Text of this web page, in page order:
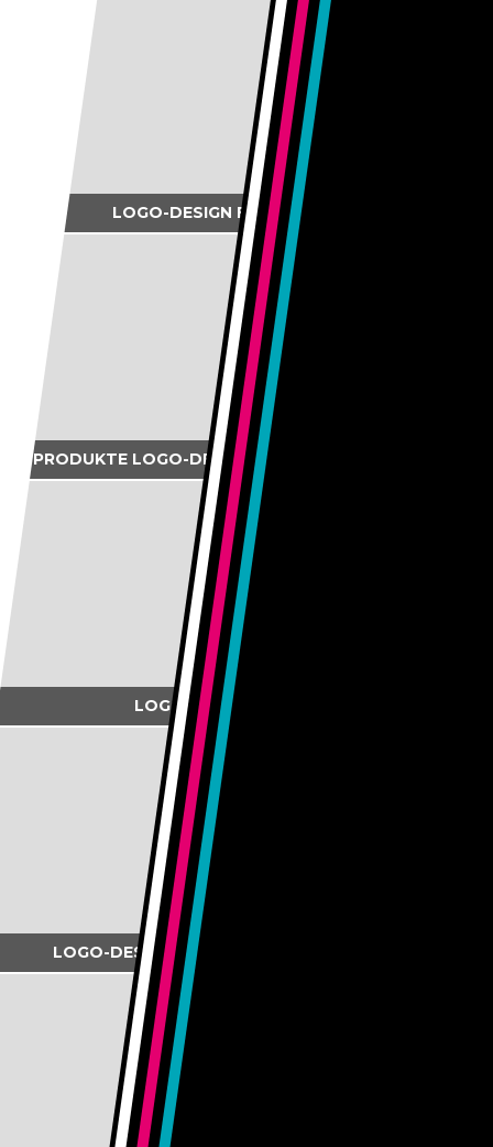
marco bänninger hat den schritt in die
selbständigkeit gewagt – und wir durften den
visuellen...
. . .
LOGO-DESIGN FÜR MEILI-FORST
für den jungen unternehmer simon meili, der
mit leidenschaft im forstbereich tätig ist, durften...
. . .
PRODUKTE LOGO-DESIGN FÜR AMCF WINTERTHUR
montagefertig, ei90-zertifiziert, wasserfest – diese
komplettlösung zur abschottung von...
LOGO-DESIGN FÜR PADRIN
sgrafits engiadinais – wandkunst mit geschichte.
die kunstvollen sgraffiti haben ihre wurzeln im...
LOGO-DESIGN UND DRUCKSACHEN FÜR RADIX